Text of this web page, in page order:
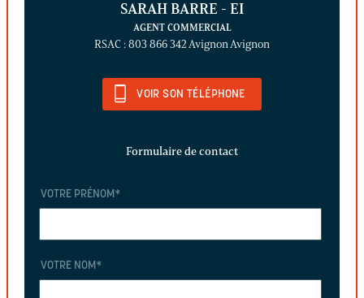
SARAH BARRE - EI
AGENT COMMERCIAL
RSAC : 803 866 342 Avignon Avignon
VOIR SON TÉLÉPHONE
Formulaire de contact
VOTRE PRÉNOM *
VOTRE NOM *